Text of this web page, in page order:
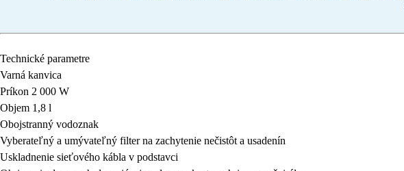
Technické parametre
Varná kanvica
Príkon 2 000 W
Objem 1,8 l
Obojstranný vodoznak
Vyberateľný a umývateľný filter na zachytenie nečistôt a usadenín
Uskladnenie sieťového kábla v podstavci